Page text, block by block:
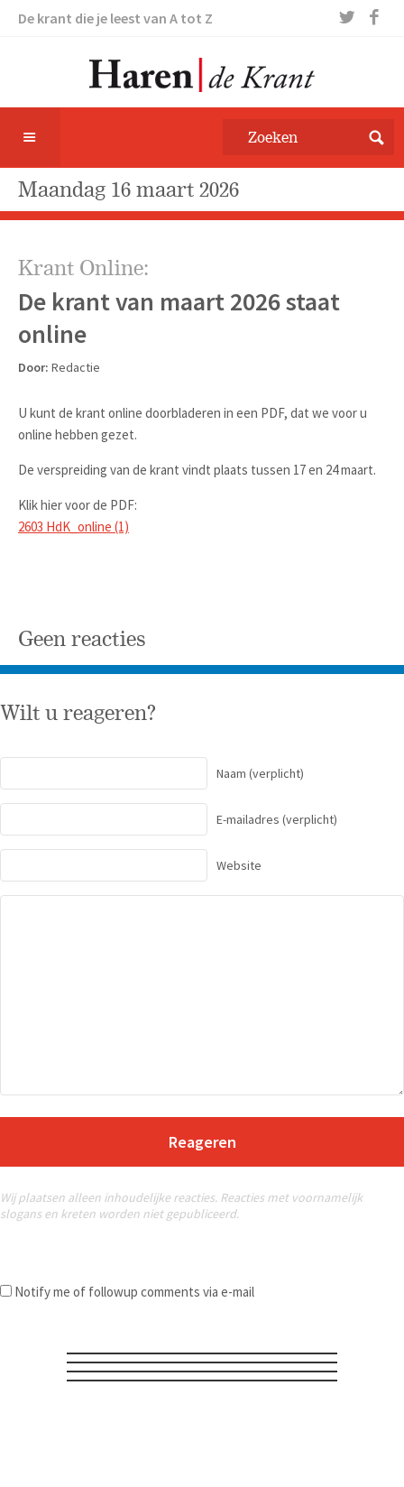
De krant die je leest van A tot Z
maandag 16 maart 2026
Krant Online:
De krant van maart 2026 staat
online
Door: Redactie
U kunt de krant online doorbladeren in een PDF, dat we voor u
online hebben gezet.
De verspreiding van de krant vindt plaats tussen 17 en 24 maart.
Klik hier voor de PDF:
2603 HdK_online (1)
Geen reacties
Wilt u reageren?
Naam (verplicht)
E-mailadres (verplicht)
Website
Reageren
Wij plaatsen alleen inhoudelijke reacties. Reacties met voornamelijk
slogans en kreten worden niet gepubliceerd.
Notify me of followup comments via e-mail